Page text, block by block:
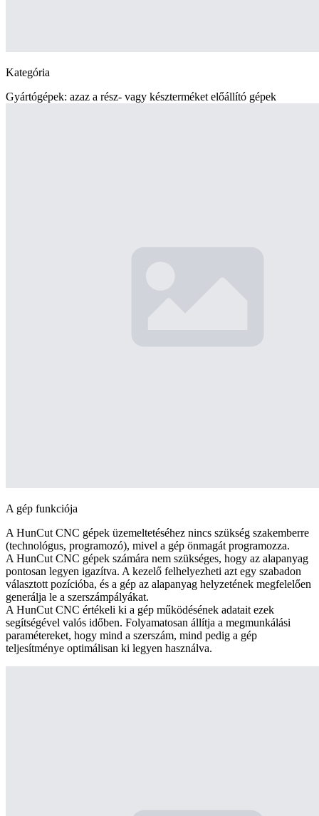
Kategória
Gyártógépek: azaz a rész- vagy készterméket előállító gépek
A gép funkciója
A HunCut CNC gépek üzemeltetéséhez nincs szükség szakemberre
(technológus, programozó), mivel a gép önmagát programozza.
A HunCut CNC gépek számára nem szükséges, hogy az alapanyag
pontosan legyen igazítva. A kezelő felhelyezheti azt egy szabadon
választott pozícióba, és a gép az alapanyag helyzetének megfelelően
generálja le a szerszámpályákat.
A HunCut CNC értékeli ki a gép működésének adatait ezek
segítségével valós időben. Folyamatosan állítja a megmunkálási
paramétereket, hogy mind a szerszám, mind pedig a gép
teljesítménye optimálisan ki legyen használva.